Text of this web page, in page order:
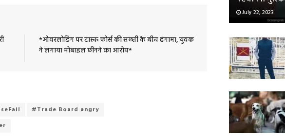
*ओवरलोडिंग पर टास्क फोर्स की सख्ती के बीच हंगामा, युवक
ने लगाया मोबाइल छीनने का आरोप*
#Trade Board angry
July 22, 2023